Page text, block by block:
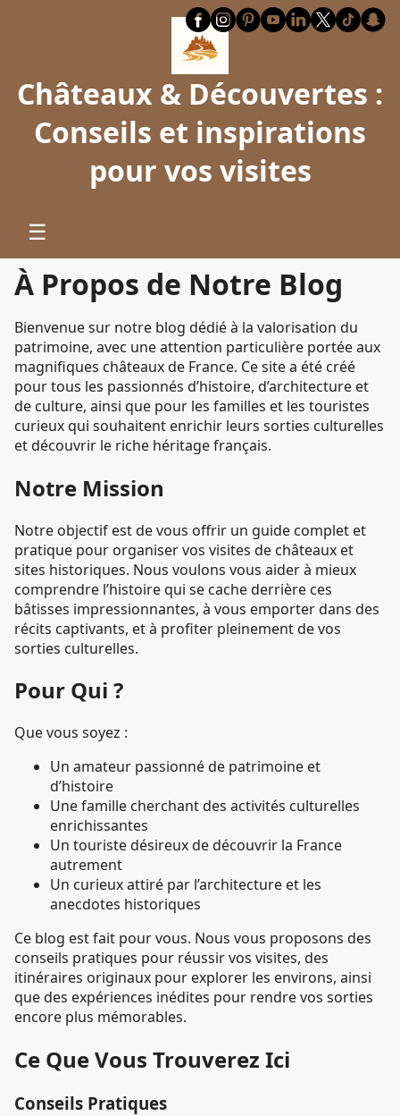
Châteaux & Découvertes :
Conseils et inspirations
pour vos visites
☰
À Propos de Notre Blog
Bienvenue sur notre blog dédié à la valorisation du
patrimoine, avec une attention particulière portée aux
magnifiques châteaux de France. Ce site a été créé
pour tous les passionnés d’histoire, d’architecture et
de culture, ainsi que pour les familles et les touristes
curieux qui souhaitent enrichir leurs sorties culturelles
et découvrir le riche héritage français.
Notre Mission
Notre objectif est de vous offrir un guide complet et
pratique pour organiser vos visites de châteaux et
sites historiques. Nous voulons vous aider à mieux
comprendre l’histoire qui se cache derrière ces
bâtisses impressionnantes, à vous emporter dans des
récits captivants, et à profiter pleinement de vos
sorties culturelles.
Pour Qui ?
Que vous soyez :
Un amateur passionné de patrimoine et
d’histoire
Une famille cherchant des activités culturelles
enrichissantes
Un touriste désireux de découvrir la France
autrement
Un curieux attiré par l’architecture et les
anecdotes historiques
Ce blog est fait pour vous. Nous vous proposons des
conseils pratiques pour réussir vos visites, des
itinéraires originaux pour explorer les environs, ainsi
que des expériences inédites pour rendre vos sorties
encore plus mémorables.
Ce Que Vous Trouverez Ici
Conseils Pratiques